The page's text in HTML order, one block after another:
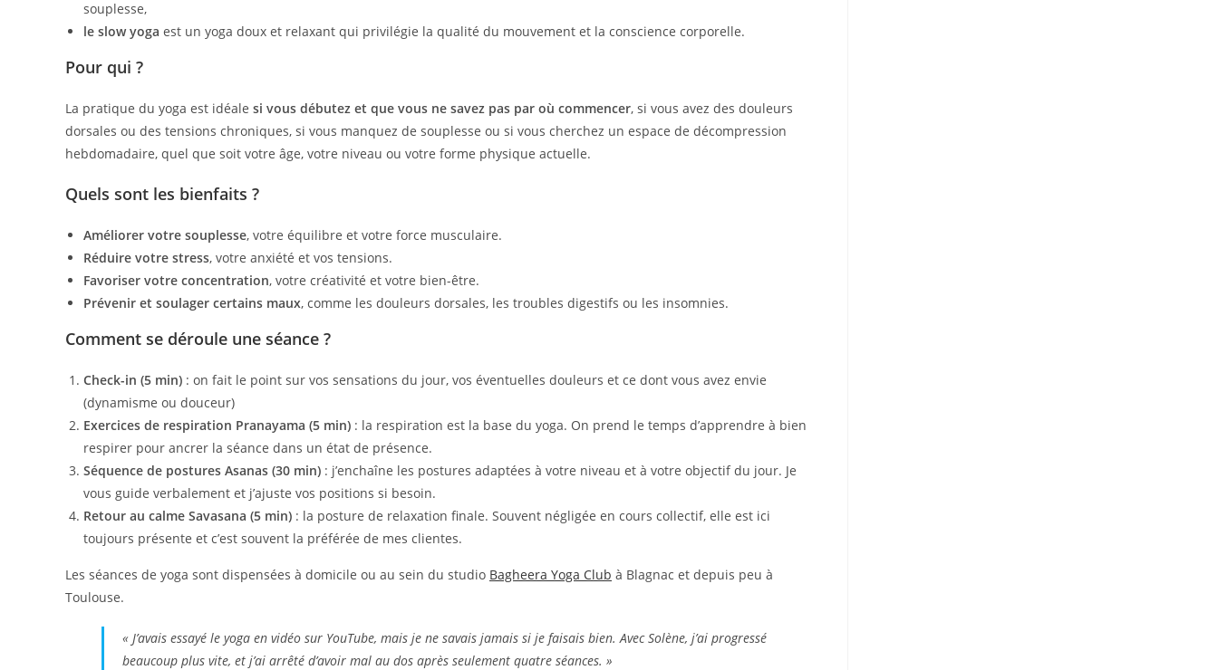
souplesse,
le slow yoga est un yoga doux et relaxant qui privilégie la qualité du mouvement et la conscience corporelle.
Pour qui ?
La pratique du yoga est idéale si vous débutez et que vous ne savez pas par où commencer, si vous avez des douleurs
dorsales ou des tensions chroniques, si vous manquez de souplesse ou si vous cherchez un espace de décompression
hebdomadaire, quel que soit votre âge, votre niveau ou votre forme physique actuelle.
Quels sont les bienfaits ?
Améliorer votre souplesse, votre équilibre et votre force musculaire.
Réduire votre stress, votre anxiété et vos tensions.
Favoriser votre concentration, votre créativité et votre bien-être.
Prévenir et soulager certains maux, comme les douleurs dorsales, les troubles digestifs ou les insomnies.
Comment se déroule une séance ?
Check-in (5 min) : on fait le point sur vos sensations du jour, vos éventuelles douleurs et ce dont vous avez envie
(dynamisme ou douceur)
Exercices de respiration Pranayama (5 min) : la respiration est la base du yoga. On prend le temps d’apprendre à bien
respirer pour ancrer la séance dans un état de présence.
Séquence de postures Asanas (30 min) : j’enchaîne les postures adaptées à votre niveau et à votre objectif du jour. Je
vous guide verbalement et j’ajuste vos positions si besoin.
Retour au calme Savasana (5 min) : la posture de relaxation finale. Souvent négligée en cours collectif, elle est ici
toujours présente et c’est souvent la préférée de mes clientes.
Les séances de yoga sont dispensées à domicile ou au sein du studio Bagheera Yoga Club à Blagnac et depuis peu à
Toulouse.
« J’avais essayé le yoga en vidéo sur YouTube, mais je ne savais jamais si je faisais bien. Avec Solène, j’ai progressé
beaucoup plus vite, et j’ai arrêté d’avoir mal au dos après seulement quatre séances. »